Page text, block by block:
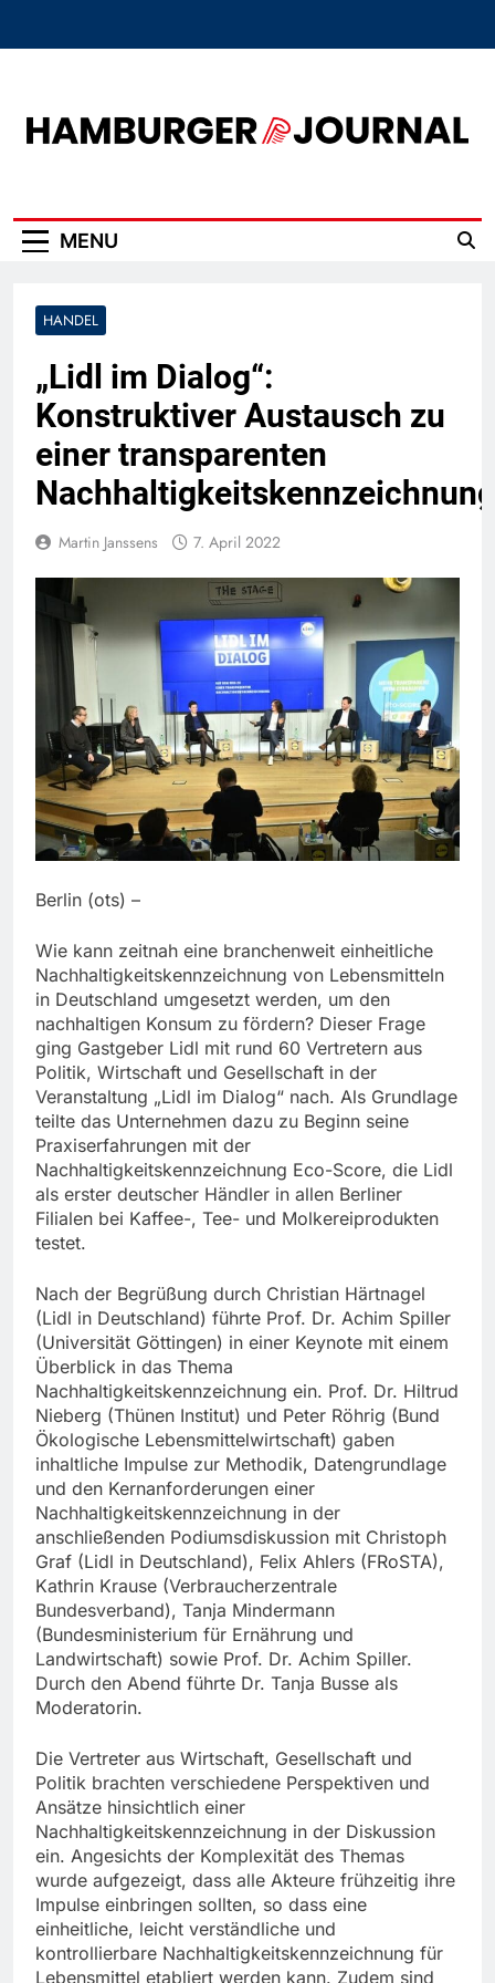
MENU
HANDEL
„Lidl im Dialog“:
Konstruktiver Austausch zu
einer transparenten
Nachhaltigkeitskennzeichnung
Martin Janssens 7. April 2022
Berlin (ots) –
Wie kann zeitnah eine branchenweit einheitliche
Nachhaltigkeitskennzeichnung von Lebensmitteln
in Deutschland umgesetzt werden, um den
nachhaltigen Konsum zu fördern? Dieser Frage
ging Gastgeber Lidl mit rund 60 Vertretern aus
Politik, Wirtschaft und Gesellschaft in der
Veranstaltung „Lidl im Dialog“ nach. Als Grundlage
teilte das Unternehmen dazu zu Beginn seine
Praxiserfahrungen mit der
Nachhaltigkeitskennzeichnung Eco-Score, die Lidl
als erster deutscher Händler in allen Berliner
Filialen bei Kaffee-, Tee- und Molkereiprodukten
testet.
Nach der Begrüßung durch Christian Härtnagel
(Lidl in Deutschland) führte Prof. Dr. Achim Spiller
(Universität Göttingen) in einer Keynote mit einem
Überblick in das Thema
Nachhaltigkeitskennzeichnung ein. Prof. Dr. Hiltrud
Nieberg (Thünen Institut) und Peter Röhrig (Bund
Ökologische Lebensmittelwirtschaft) gaben
inhaltliche Impulse zur Methodik, Datengrundlage
und den Kernanforderungen einer
Nachhaltigkeitskennzeichnung in der
anschließenden Podiumsdiskussion mit Christoph
Graf (Lidl in Deutschland), Felix Ahlers (FRoSTA),
Kathrin Krause (Verbraucherzentrale
Bundesverband), Tanja Mindermann
(Bundesministerium für Ernährung und
Landwirtschaft) sowie Prof. Dr. Achim Spiller.
Durch den Abend führte Dr. Tanja Busse als
Moderatorin.
Die Vertreter aus Wirtschaft, Gesellschaft und
Politik brachten verschiedene Perspektiven und
Ansätze hinsichtlich einer
Nachhaltigkeitskennzeichnung in der Diskussion
ein. Angesichts der Komplexität des Themas
wurde aufgezeigt, dass alle Akteure frühzeitig ihre
Impulse einbringen sollten, so dass eine
einheitliche, leicht verständliche und
kontrollierbare Nachhaltigkeitskennzeichnung für
Lebensmittel etabliert werden kann. Zudem sind